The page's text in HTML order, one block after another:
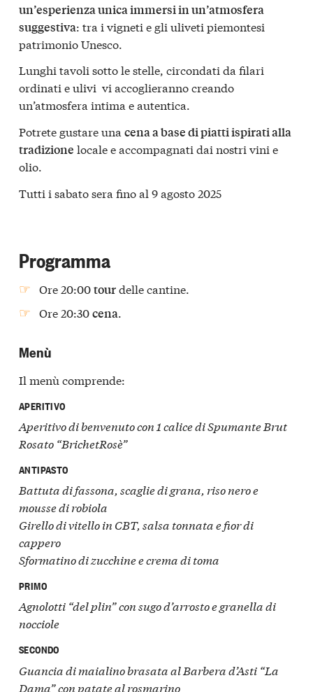
un’esperienza unica immersi in un’atmosfera
suggestiva: tra i vigneti e gli uliveti piemontesi
patrimonio Unesco.
Lunghi tavoli sotto le stelle, circondati da filari
ordinati e ulivi vi accoglieranno creando
un’atmosfera intima e autentica.
Potrete gustare una cena a base di piatti ispirati alla
tradizione locale e accompagnati dai nostri vini e
olio.
Tutti i sabato sera fino al 9 agosto 2025
Programma
Ore 20:00tourdelle cantine.
Ore 20:30cena.
Menù
Il menù comprende:
APERITIVO
Aperitivo di benvenuto con 1 calice di Spumante Brut
Rosato “BrichetRosè”
ANTIPASTO
Battuta di fassona, scaglie di grana, riso nero e
mousse di robiola
Girello di vitello in CBT, salsa tonnata e fior di
cappero
Sformatino di zucchine e crema di toma
PRIMO
Agnolotti “del plin” con sugo d’arrosto e granella di
nocciole
SECONDO
Guancia di maialino brasata al Barbera d’Asti “La
Dama” con patate al rosmarino